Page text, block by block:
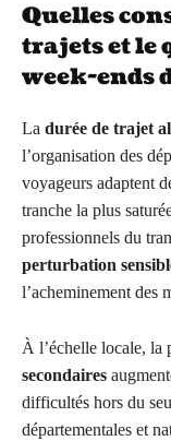
Quelles
trajets et le
week-ends
La durée de trajet
l’organisation des
voyageurs adaptent
tranche la plus
professionnels du
perturbation
l’acheminement des
À l’échelle locale, la
secondaires
difficultés hors du
départementales et